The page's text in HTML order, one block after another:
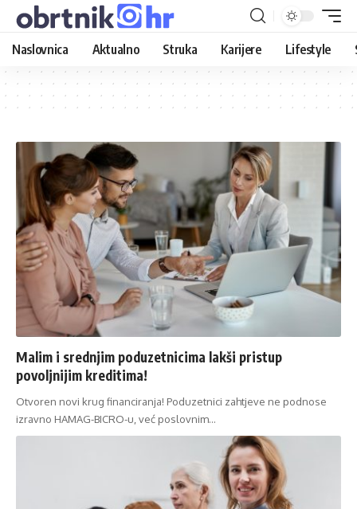
Naslovnica Aktualno Struka Karijere Lifestyle
Malim i srednjim poduzetnicima lakši pristup
povoljnijim kreditima!
Otvoren novi krug financiranja! Poduzetnici zahtjeve ne podnose
izravno HAMAG-BICRO-u, već poslovnim…